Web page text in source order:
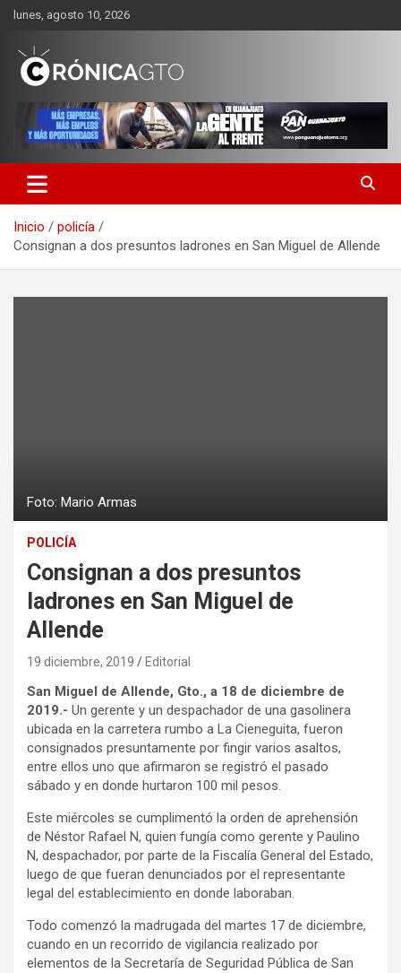
Saltar
contenido
lunes, agosto 10, 2026
CRONICA GUANAJUATO
Inicio
policía
Consignan a dos presuntos ladrones en San Miguel de Allende
Foto: Mario Armas
POLICÍA
Consignan a dos presuntos
ladrones en San Miguel de
Allende
19 diciembre, 2019 Editorial
San Miguel de Allende, Gto., a 18 de diciembre de
2019.- Un gerente y un despachador de una gasolinera
ubicada en la carretera rumbo a La Cieneguita, fueron
consignados presuntamente por fingir varios asaltos,
entre ellos uno que afirmaron se registró el pasado
sábado y en donde hurtaron 100 mil pesos.
Este miércoles se cumplimentó la orden de aprehensión
de Néstor Rafael N, quien fungía como gerente y Paulino
N, despachador, por parte de la Fiscalía General del Estado,
luego de que fueran denunciados por el representante
legal del establecimiento en donde laboraban.
Todo comenzó la madrugada del martes 17 de diciembre,
cuando en un recorrido de vigilancia realizado por
elementos de la Secretaría de Seguridad Pública de San